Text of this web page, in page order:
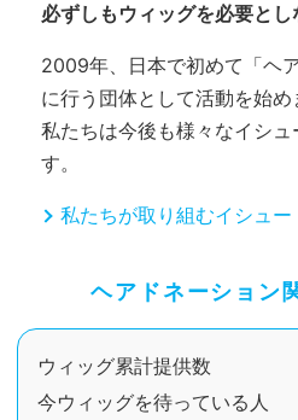
必ずしもウィッグを必要と
2009年、日本で初めて「ヘ
に行う団体として活動を始め
私たちは今後も様々なイシュ
す。
私たちが取り組むイシュー
ヘアドネーション
ウィッグ累計提供数
今ウィッグを待っている人